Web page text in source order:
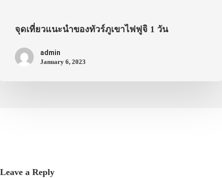
จุดเที่ยวแนะนำของทัวร์ภูเขาไฟฟูจิ 1 วัน
admin
January 6, 2023
Leave a Reply